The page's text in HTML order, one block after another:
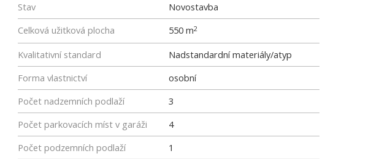
Stav
Novostavba
Celková užitková plocha
550 m2
Kvalitativní standard
Nadstandardní materiály/atyp
Forma vlastnictví
osobní
Počet nadzemních podlaží
3
Počet parkovacích míst v garáži
4
Počet podzemních podlaží
1